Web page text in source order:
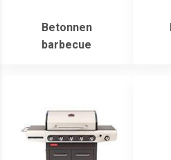
Betonnen
barbecue